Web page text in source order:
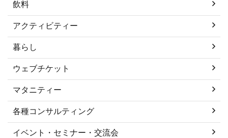
飲料
アクティビティー
暮らし
ウェブチケット
マタニティー
各種コンサルティング
イベント・セミナー・交流会